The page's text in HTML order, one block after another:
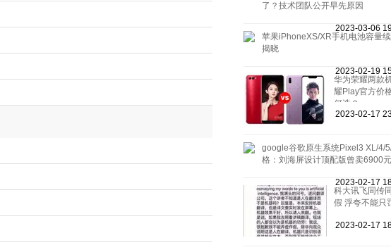
了？技术团队公开早先原因
2023-03-06
苹果iPhoneXS/XR手机电池容量
揭晓
2023-02-19
华为荣耀两款
耀Play官方价
何选？
2023-02-17
google谷歌原生系统Pixel3 XL/4/
格：刘海屏设计顶配版曾卖6900元
2023-02-17
科大讯飞同传
假 浮夸不能只
2023-02-17